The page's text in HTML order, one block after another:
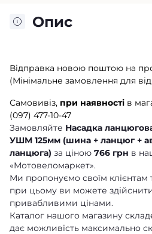
Опис
Відправка новою поштою на
(Мінімальне замовлення для
Самовивіз, при наявності в
(097) 477-10-47
Замовляйте Насадка
УШМ 125мм (шина + ланцюг +
ланцюга) за ціною 766 грн в
«Мотовеломаркет».
Ми пропонуємо своїм клієнтам
при цьому ви можете
привабливими цінами.
Каталог нашого магазину
дає можливість максимально